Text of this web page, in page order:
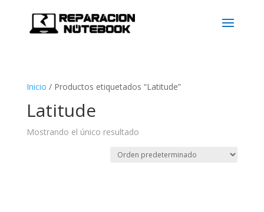
Inicio / Productos etiquetados “Latitude”
Latitude
Mostrando el único resultado